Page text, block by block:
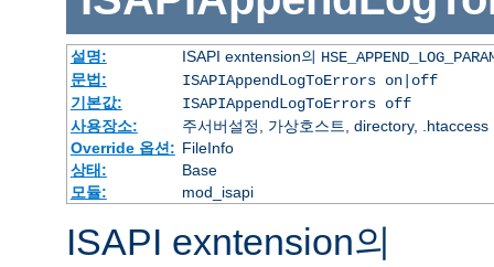
설명: ISAPI exntension의
문법:
ISAPIAppendLogToErrors on|off
기본값:
ISAPIAppendLogToErrors off
사용장소:
주서버설정, 가상호스트, directory, .htaccess
Override 옵션: FileInfo
상태:
Base
모듈:
mod_isapi
ISAPI exntension의